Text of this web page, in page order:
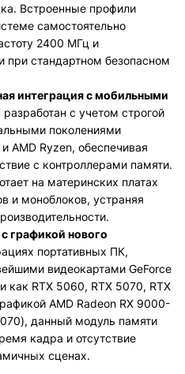
Встроенные профили
самостоятельно
2400 МГц и
при стандартном безопасном
интеграция с мобильными
с учетом строгой
поколениями
AMD Ryzen, обеспечивая
с контроллерами памяти.
на материнских платах
и моноблоков, устраняя
графикой нового
портативных ПК,
видеокартами GeForce
как RTX 5060, RTX 5070, RTX
AMD Radeon RX 9000-
данный модуль памяти
кадра и отсутствие
сценах.